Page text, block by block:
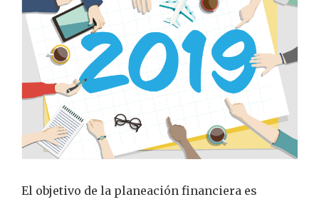
El objetivo de la planeación financiera es